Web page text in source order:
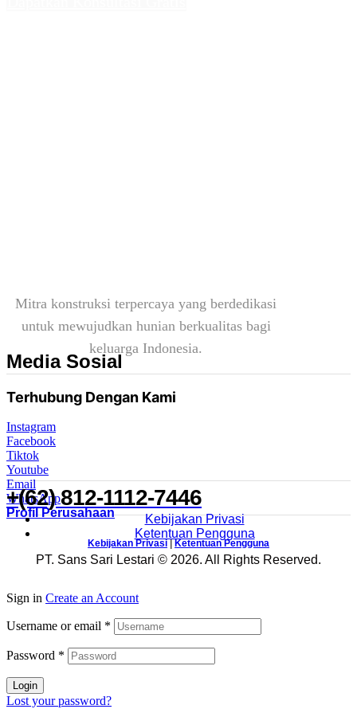
Mitra konstruksi terpercaya yang berdedikasi
untuk mewujudkan hunian berkualitas bagi
keluarga Indonesia.
Media Sosial
Terhubung Dengan Kami
Instagram
Facebook
Tiktok
Youtube
Email
WhatsApp
Profil Perusahaan
+(62) 812-1112-7446
Kebijakan Privasi
Ketentuan Pengguna
Kebijakan Privasi Ketentuan Pengguna
PT. Sans Sari Lestari © 2026. All Rights Reserved.
Sign in Create an Account
Username or email *
Password *
Login
Lost your password?